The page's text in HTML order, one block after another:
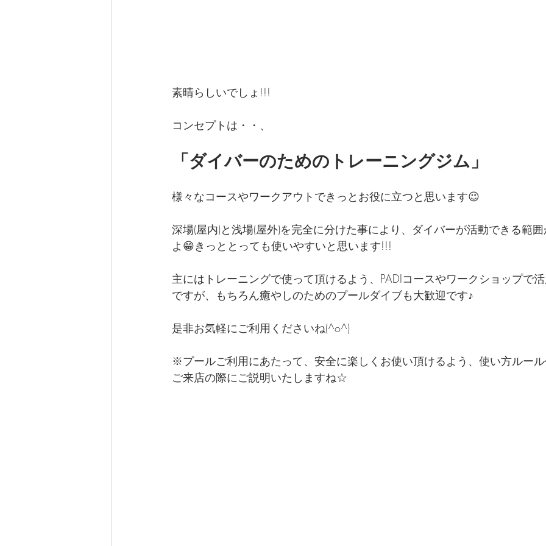
素晴らしいでしょ!!!
コンセプトは・・、
「ダイバーのためのトレーニングジム」
様々なコースやワークアウトできっとお役に立つと思います😉
深場(屋内)と浅場(屋外)を完全に分けた事により、ダイバーが活動できる範
よ😁きっととっても使いやすいと思います!!!
主にはトレーニングで使って頂けるよう、PADIコースやワークショップで
ですが、もちろん癒やしのためのプールダイブも大歓迎です♪
是非お気軽にご利用くださいね(^o^)
※プールご利用にあたって、安全に楽しくお使い頂けるよう、使い方ルー
ご来店の際にご説明いたしますね☆